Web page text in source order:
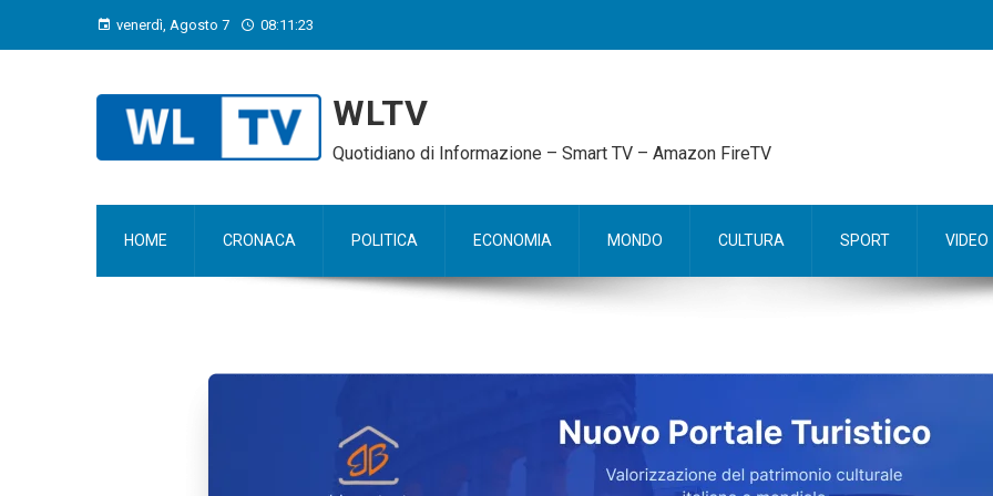
venerdì, Agosto 7 08:11:24
WLTV
Quotidiano di Informazione – Smart TV – Amazon FireTV
HOME CRONACA POLITICA ECONOMIA MONDO CULTURA SPORT VIDEO